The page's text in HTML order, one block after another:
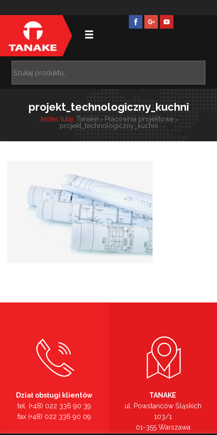
projekt_technologiczny_kuchni
Jesteś tutaj: Tanake > Pracownia projektowa >
projekt_technologiczny_kuchni
Dział obsługi klientów
tel. (+48) 022 336 90 39
fax (+48) 022 336 90 09
TANAKE
ul. Powstańców Śląskich
103/1
01-355 Warszawa